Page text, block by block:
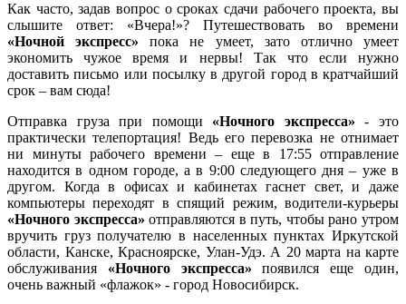
Как часто, задав вопрос о сроках сдачи рабочего проекта, вы
слышите ответ: «Вчера!»? Путешествовать во времени
«Ночной экспресс»пока не умеет, зато отлично умеет
экономить чужое время и нервы! Так что если нужно
доставить письмо или посылку в другой город в кратчайший
срок – вам сюда!
Отправка груза при помощи «Ночного экспресса» - это
практически телепортация! Ведь его перевозка не отнимает
ни минуты рабочего времени – еще в 17:55 отправление
находится в одном городе, а в 9:00 следующего дня – уже в
другом. Когда в офисах и кабинетах гаснет свет, и даже
компьютеры переходят в спящий режим, водители-курьеры
«Ночного экспресса» отправляются в путь, чтобы рано утром
вручить груз получателю в населенных пунктах Иркутской
области, Канске, Красноярске, Улан-Удэ. А 20 марта на карте
обслуживания «Ночного экспресса» появился еще один,
очень важный «флажок» - город Новосибирск.